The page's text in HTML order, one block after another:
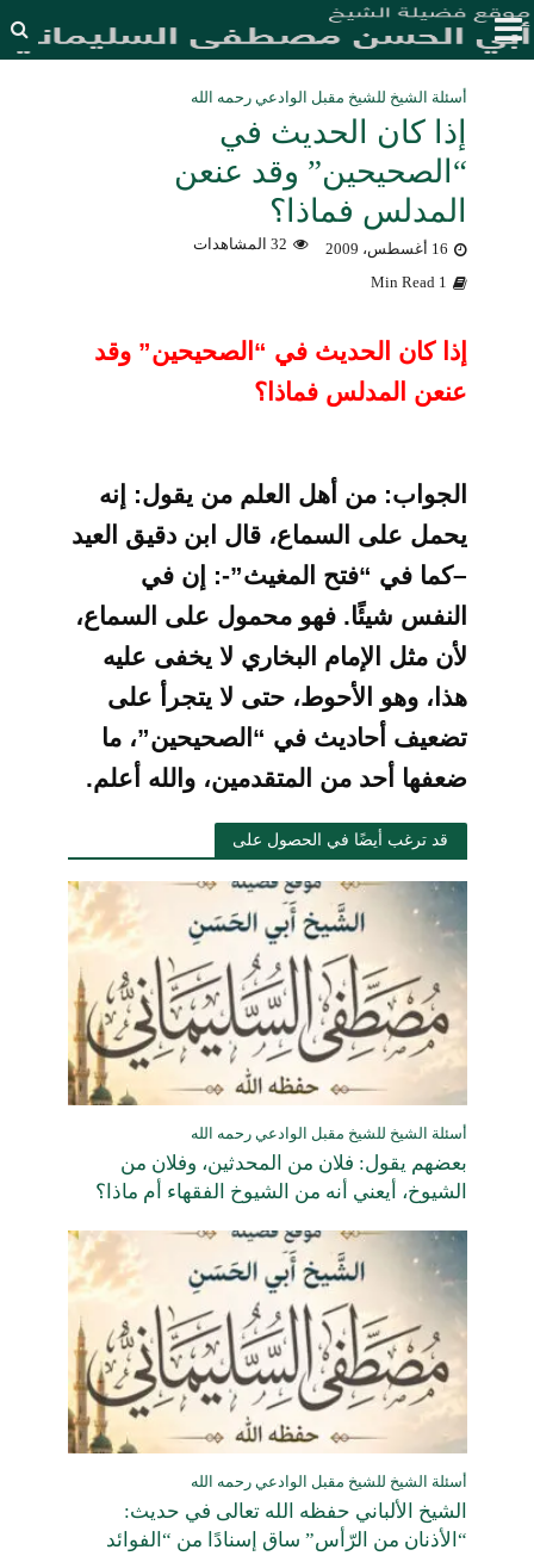
أسئلة الشيخ للشيخ مقبل الوادعي رحمه الله
إذا كان الحديث في
“الصحيحين” وقد عنعن
المدلس فماذا؟
16 أغسطس، 2009 32 المشاهدات
1 Min Read
إذا كان الحديث في “الصحيحين” وقد
عنعن المدلس فماذا؟
الجواب: من أهل العلم من يقول: إنه
يحمل على السماع، قال ابن دقيق العيد
–كما في “فتح المغيث”-: إن في
النفس شيئًا. فهو محمول على السماع،
لأن مثل الإمام البخاري لا يخفى عليه
هذا، وهو الأحوط، حتى لا يتجرأ على
تضعيف أحاديث في “الصحيحين”، ما
ضعفها أحد من المتقدمين، والله أعلم.
قد ترغب أيضًا في الحصول على
أسئلة الشيخ للشيخ مقبل الوادعي رحمه الله
بعضهم يقول: فلان من المحدثين، وفلان من
الشيوخ، أيعني أنه من الشيوخ الفقهاء أم ماذا؟
أسئلة الشيخ للشيخ مقبل الوادعي رحمه الله
الشيخ الألباني حفظه الله تعالى في حديث:
“الأذنان من الرّأس” ساق إسنادًا من “الفوائد